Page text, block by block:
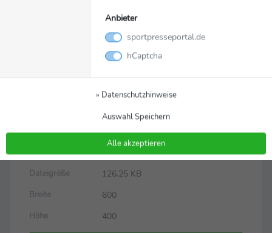
DTM Media
Dateiname Media.jpg
Copyright © ADAC Motorsport
Dateigröße 126.25 KB
Breite 600
Höhe 400
Anbieter
sportpresseportal.de
hCaptcha
» Datenschutzhinweise
Auswahl Speichern
Alle akzeptieren